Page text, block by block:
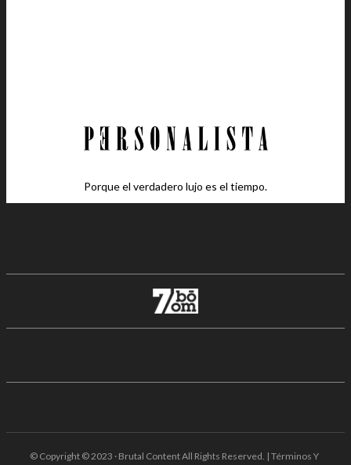
Porque el verdadero lujo es el tiempo.
© Copyright © 2023 · Brutal Content All Rights Reserved. | Términos Y